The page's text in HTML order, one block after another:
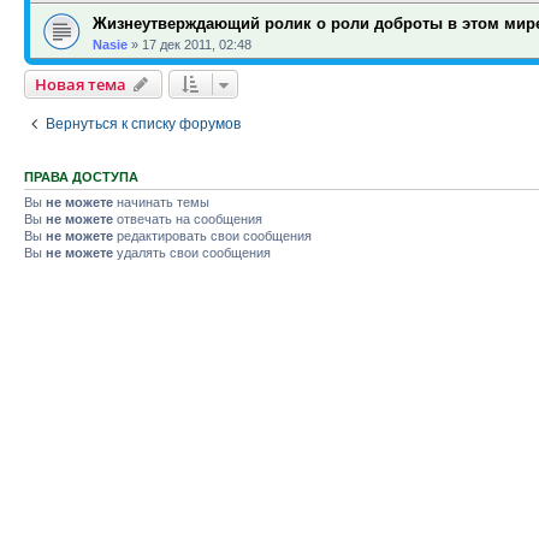
Жизнеутверждающий ролик о роли доброты в этом
Nasie » 17 дек 2011, 02:48
Новая тема
Вернуться к списку форумов
ПРАВА ДОСТУПА
Вы не можете начинать темы
Вы не можете отвечать на сообщения
Вы не можете редактировать свои сообщения
Вы не можете удалять свои сообщения